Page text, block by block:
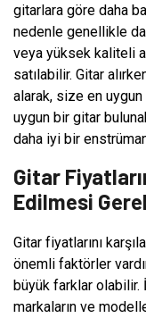
gitarlara göre daha
nedenle genellikle
veya yüksek kaliteli
satılabilir. Gitar
alarak, size en
uygun bir gitar
daha iyi bir
Gitar
Edilmesi
Gitar fiyatlarını
önemli faktörler
büyük farklar olabilir.
markaların ve